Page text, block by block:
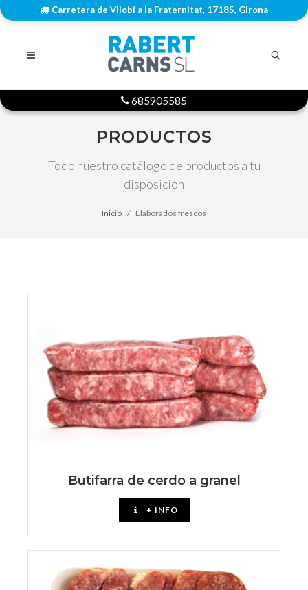
Carretera de Vilobí a la Fraternitat, 17185, Girona
685905585
PRODUCTOS
Todo nuestro catálogo de productos a tu
disposición
Inicio Elaborados frescos
Butifarra de cerdo a granel
+ INFO